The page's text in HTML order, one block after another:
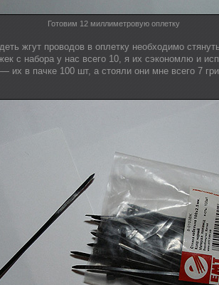
Готовим 12 миллиметровую оплетку
жгут проводов в оплетку необходимо
с набора у нас всего 10, я их сэкономлю и
их в пачке 100 шт, а стояли они мне всего 7